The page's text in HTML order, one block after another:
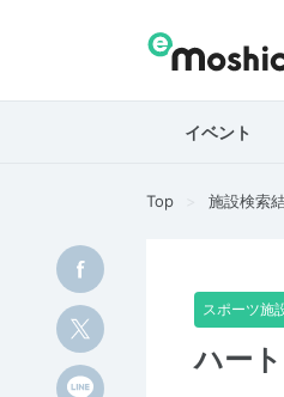
イベント
Top 施設検索
スポーツ施
ハー